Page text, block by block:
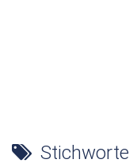
Stichworte